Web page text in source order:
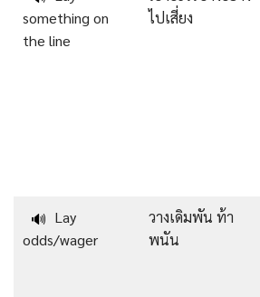
something on
the line
ไปเสี่ยง
🔊 Lay
odds/wager
วางเดิมพัน ท้า
พนัน